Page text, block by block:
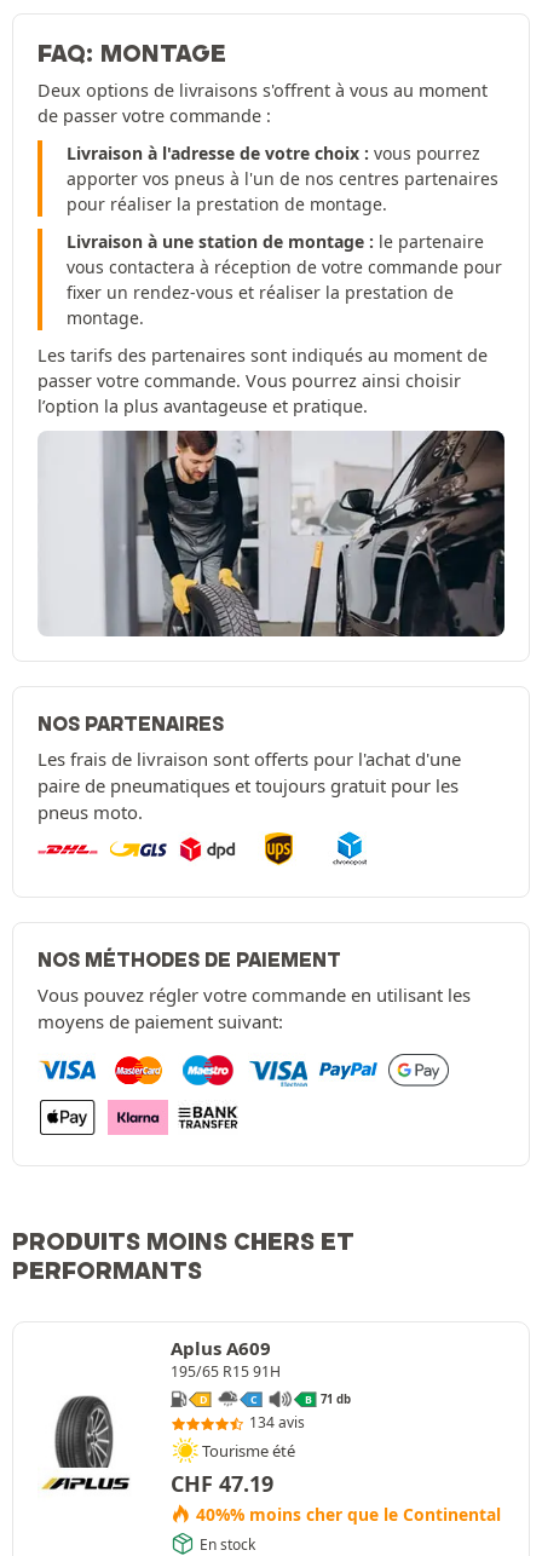
FAQ: MONTAGE
Deux options de livraisons s'offrent à vous au moment
de passer votre commande :
Livraison à l'adresse de votre choix : vous pourrez
apporter vos pneus à l'un de nos centres partenaires
pour réaliser la prestation de montage.
Livraison à une station de montage : le partenaire
vous contactera à réception de votre commande pour
fixer un rendez-vous et réaliser la prestation de
montage.
Les tarifs des partenaires sont indiqués au moment de
passer votre commande. Vous pourrez ainsi choisir
l’option la plus avantageuse et pratique.
NOS PARTENAIRES
Les frais de livraison sont offerts pour l'achat d'une
paire de pneumatiques et toujours gratuit pour les
pneus moto.
NOS MÉTHODES DE PAIEMENT
Vous pouvez régler votre commande en utilisant les
moyens de paiement suivant:
PRODUITS MOINS CHERS ET
PERFORMANTS
Aplus A609
195/65 R15 91H
D C B 71 db
134 avis
Tourisme été
CHF 47.19
40%% moins cher que le Continental
En stock